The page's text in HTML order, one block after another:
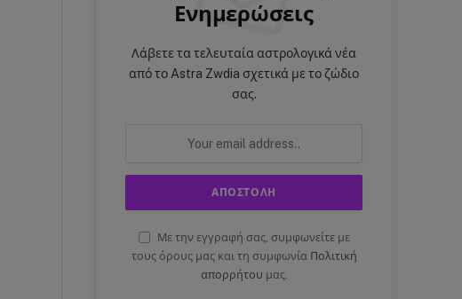
Ενημερώσεις
Λάβετε τα τελευταία αστρολογικά νέα
από το Astra Zwdia σχετικά με το ζώδιο
σας.
Με την εγγραφή σας, συμφωνείτε με
τους όρους μας και τη συμφωνία Πολιτική
απορρήτου μας.